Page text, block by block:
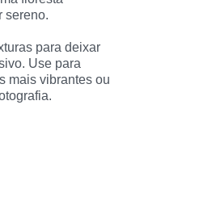
sereno.
para deixar
Use para
mais vibrantes ou